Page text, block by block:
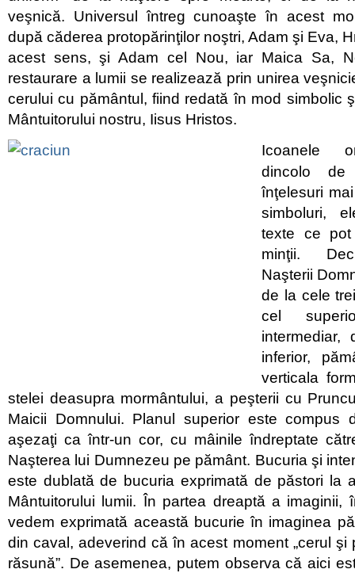
veşnică. Universul întreg cunoaşte în acest
după căderea protopărinţilor noştri, Adam şi Eva,
acest sens, şi Adam cel Nou, iar Maica Sa,
restaurare a lumii se realizează prin unirea
cerului cu pământul, fiind redată în mod simbolic
Mântuitorului nostru, Iisus Hristos.
Icoanele
dincolo
înţelesuri
simboluri,
texte ce
minţii.
Naşterii
de la cele
cel
intermediar,
inferior,
verticala
stelei deasupra mormântului, a peşterii cu
Maicii Domnului. Planul superior este compus
aşezaţi ca într-un cor, cu mâinile îndreptate
Naşterea lui Dumnezeu pe pământ. Bucuria şi
este dublată de bucuria exprimată de păstori la
Mântuitorului lumii. În partea dreaptă a imaginii,
vedem exprimată această bucurie în imaginea
din caval, adeverind că în acest moment „cerul şi
răsună”. De asemenea, putem observa că aici